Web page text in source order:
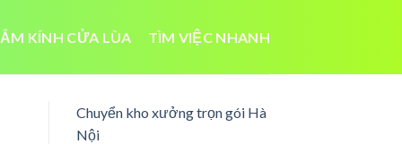
KÍNH CỬA LÙA TÌM VIỆC NHANH
Chuyển kho xưởng trọn gói Hà
Nội